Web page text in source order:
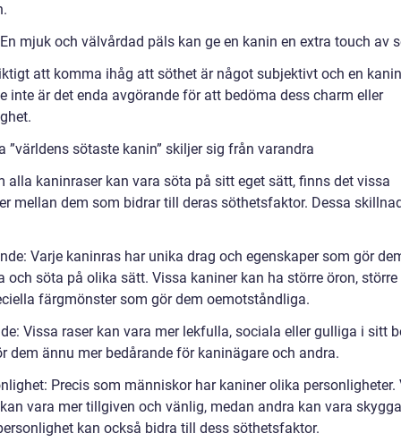
mjuk och välvårdad päls kan ge en kanin en extra touch av
att komma ihåg att söthet är något subjektivt och en
inte är det enda avgörande för att bedöma dess charm eller
”världens sötaste kanin” skiljer sig från varandra
alla kaninraser kan vara söta på sitt eget sätt, finns det vissa
mellan dem som bidrar till deras söthetsfaktor. Dessa
Varje kaninras har unika drag och egenskaper som gör
och söta på olika sätt. Vissa kaniner kan ha större öron,
färgmönster som gör dem oemotståndliga.
Vissa raser kan vara mer lekfulla, sociala eller gulliga i sitt
dem ännu mer bedårande för kaninägare och andra.
Precis som människor har kaniner olika personligheter.
vara mer tillgiven och vänlig, medan andra kan vara
kan också bidra till dess söthetsfaktor.